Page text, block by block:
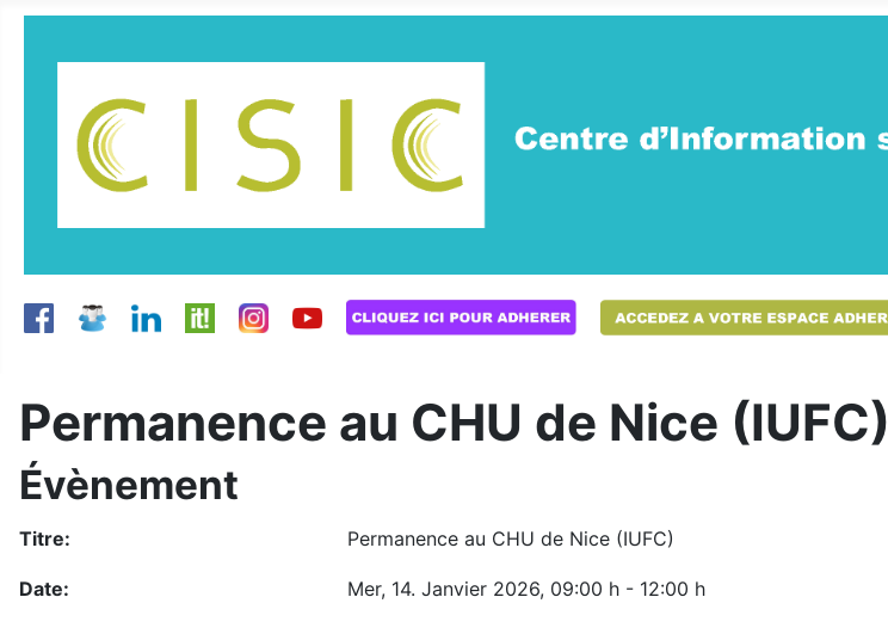
Permanence au CHU de Nice (IUFC)
Évènement
Titre: Permanence au CHU de Nice (IUFC)
Date: Mer, 14. Janvier 2026, 09:00 h - 12:00 h